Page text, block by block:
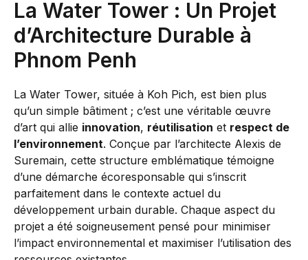
La Water Tower : Un Projet
d’Architecture Durable à
Phnom Penh
La Water Tower, située à Koh Pich, est bien plus
qu’un simple bâtiment ; c’est une véritable œuvre
d’art qui allie innovation, réutilisation et respect de
l’environnement. Conçue par l’architecte Alexis de
Suremain, cette structure emblématique témoigne
d’une démarche écoresponsable qui s’inscrit
parfaitement dans le contexte actuel du
développement urbain durable. Chaque aspect du
projet a été soigneusement pensé pour minimiser
l’impact environnemental et maximiser l’utilisation des